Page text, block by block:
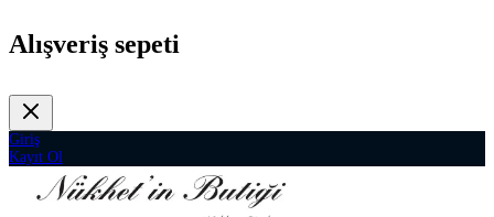
Alışveriş sepeti
Giriş
Kayıt Ol